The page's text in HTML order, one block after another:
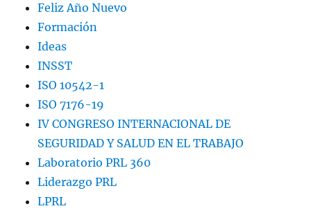
Feliz Año Nuevo
Formación
Ideas
INSST
ISO 10542-1
ISO 7176-19
IV CONGRESO INTERNACIONAL DE
SEGURIDAD Y SALUD EN EL TRABAJO
Laboratorio PRL 360
Liderazgo PRL
LPRL